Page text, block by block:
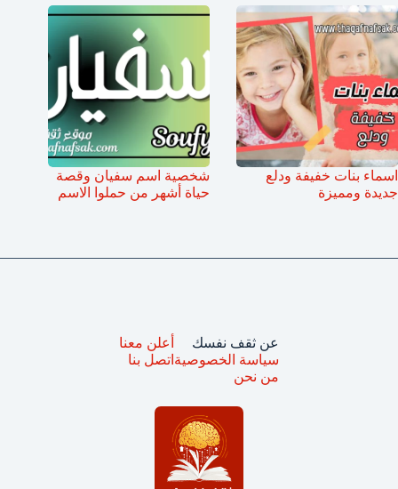
اسماء بنات خفيفة ودلع
جديدة ومميزة
شخصية اسم سفيان وقصة
حياة أشهر من حملوا الاسم
عن ثقف نفسك
سياسة الخصوصية
من نحن
أعلن معنا
اتصل بنا